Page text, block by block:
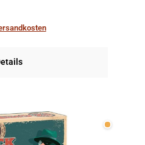
die Differenz
Karte und der
Wenige